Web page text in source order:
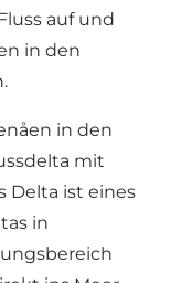
auf und
in den
in den
mit
Delta ist eines
in